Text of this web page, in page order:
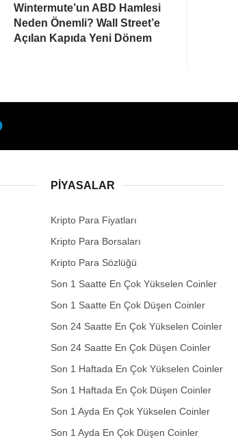
Wintermute’un ABD Hamlesi
Neden Önemli? Wall Street’e
Açılan Kapıda Yeni Dönem
PIYASALAR
Kripto Para Fiyatları
Kripto Para Borsaları
Kripto Para Sözlüğü
Son 1 Saatte En Çok Yükselen Coinler
Son 1 Saatte En Çok Düşen Coinler
Son 24 Saatte En Çok Yükselen Coinler
Son 24 Saatte En Çok Düşen Coinler
Son 1 Haftada En Çok Yükselen Coinler
Son 1 Haftada En Çok Düşen Coinler
Son 1 Ayda En Çok Yükselen Coinler
Son 1 Ayda En Çok Düşen Coinler